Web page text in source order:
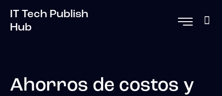
IT Tech Publish
Hub
Ahorros de costos y